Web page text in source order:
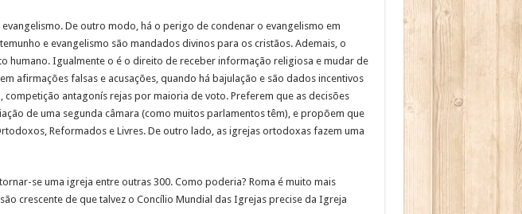
De outro modo, há o perigo de condenar o evangelismo em
e evangelismo são mandados divinos para os cristãos. Ademais, o
humano. Igualmente o é o direito de receber informação religiosa e mudar de
afirmações falsas e acusações, quando há bajulação e são dados incentivos
antagonís rejas por maioria de voto. Preferem que as decisões
de uma segunda câmara (como muitos parlamentos têm), e propõem que
Reformados e Livres. De outro lado, as igrejas ortodoxas fazem uma
se uma igreja entre outras 300. Como poderia? Roma é muito mais
crescente de que talvez o Concílio Mundial das Igrejas precise da Igreja